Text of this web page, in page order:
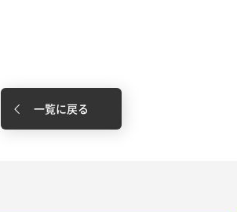
一覧に戻る